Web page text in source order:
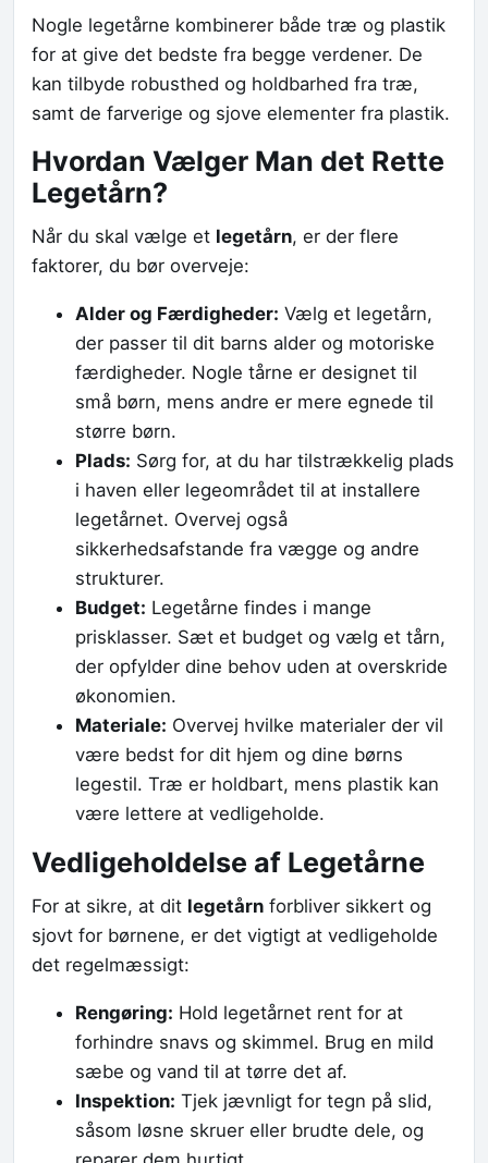
Nogle legetårne kombinerer både træ og plastik
for at give det bedste fra begge verdener. De
kan tilbyde robusthed og holdbarhed fra træ,
samt de farverige og sjove elementer fra plastik.
Hvordan Vælger Man det Rette
Legetårn?
Når du skal vælge et legetårn, er der flere
faktorer, du bør overveje:
Alder og Færdigheder: Vælg et legetårn,
der passer til dit barns alder og motoriske
færdigheder. Nogle tårne er designet til
små børn, mens andre er mere egnede til
større børn.
Plads: Sørg for, at du har tilstrækkelig plads
i haven eller legeområdet til at installere
legetårnet. Overvej også
sikkerhedsafstande fra vægge og andre
strukturer.
Budget: Legetårne findes i mange
prisklasser. Sæt et budget og vælg et tårn,
der opfylder dine behov uden at overskride
økonomien.
Materiale: Overvej hvilke materialer der vil
være bedst for dit hjem og dine børns
legestil. Træ er holdbart, mens plastik kan
være lettere at vedligeholde.
Vedligeholdelse af Legetårne
For at sikre, at dit legetårn forbliver sikkert og
sjovt for børnene, er det vigtigt at vedligeholde
det regelmæssigt:
Rengøring: Hold legetårnet rent for at
forhindre snavs og skimmel. Brug en mild
sæbe og vand til at tørre det af.
Inspektion: Tjek jævnligt for tegn på slid,
såsom løsne skruer eller brudte dele, og